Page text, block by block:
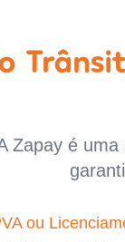
Zapay é uma
ou